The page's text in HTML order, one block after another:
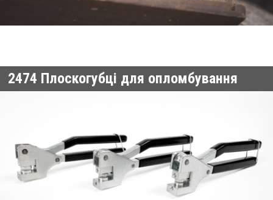
2474 Плоскогубці для опломбування